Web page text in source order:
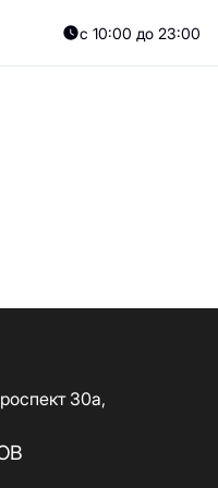
с 10:00 до 23:00
30а,